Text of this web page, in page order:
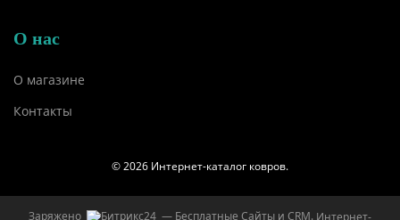
О нас
О магазине
Контакты
© 2026 Интернет-каталог ковров.
Заряжено — Бесплатные Сайты и CRM. Интернет-